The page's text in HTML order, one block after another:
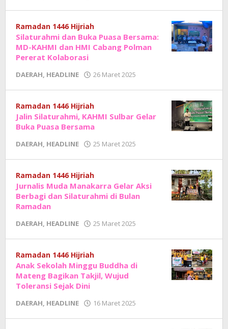
Junaedi
Ramadan 1446 Hijriah
Silaturahmi dan Buka Puasa Bersama:
MD-KAHMI dan HMI Cabang Polman
Pererat Kolaborasi
DAERAH, HEADLINE 26 Maret 2025
Junaedi
Ramadan 1446 Hijriah
Jalin Silaturahmi, KAHMI Sulbar Gelar
Buka Puasa Bersama
DAERAH, HEADLINE 25 Maret 2025
Junaedi
Ramadan 1446 Hijriah
Jurnalis Muda Manakarra Gelar Aksi
Berbagi dan Silaturahmi di Bulan
Ramadan
DAERAH, HEADLINE 25 Maret 2025
Junaedi
Ramadan 1446 Hijriah
Anak Sekolah Minggu Buddha di
Mateng Bagikan Takjil, Wujud
Toleransi Sejak Dini
DAERAH, HEADLINE 16 Maret 2025
Junaedi